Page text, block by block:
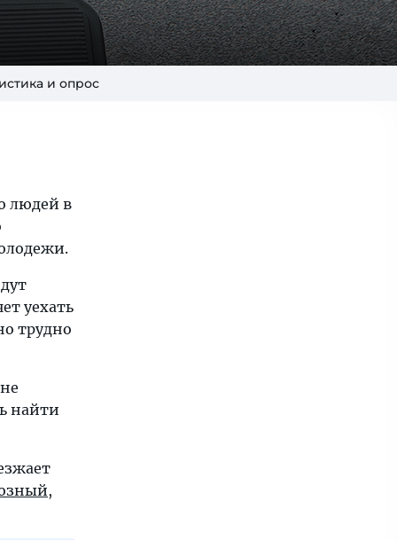
и опрос
людей в
уехать
трудно
найти
,